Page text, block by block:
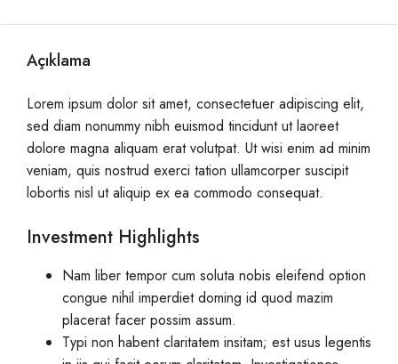
Açıklama
Lorem ipsum dolor sit amet, consectetuer adipiscing elit,
sed diam nonummy nibh euismod tincidunt ut laoreet
dolore magna aliquam erat volutpat. Ut wisi enim ad minim
veniam, quis nostrud exerci tation ullamcorper suscipit
lobortis nisl ut aliquip ex ea commodo consequat.
Investment Highlights
Nam liber tempor cum soluta nobis eleifend option
congue nihil imperdiet doming id quod mazim
placerat facer possim assum.
Typi non habent claritatem insitam; est usus legentis